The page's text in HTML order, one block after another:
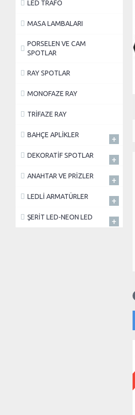
LED TRAFO
MASA LAMBALARI
PORSELEN VE CAM
SPOTLAR
RAY SPOTLAR
MONOFAZE RAY
TRİFAZE RAY
BAHÇE APLİKLER +
DEKORATİF SPOTLAR +
ANAHTAR VE PRİZLER +
LEDLİ ARMATÜRLER +
ŞERİT LED-NEON LED +